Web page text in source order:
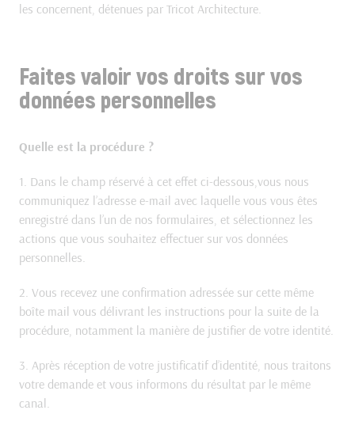
les concernent, détenues par Tricot Architecture.
Faites valoir vos droits sur vos
données personnelles
Quelle est la procédure ?
1. Dans le champ réservé à cet effet ci-dessous,vous nous
communiquez l’adresse e-mail avec laquelle vous vous êtes
enregistré dans l’un de nos formulaires, et sélectionnez les
actions que vous souhaitez effectuer sur vos données
personnelles.
2. Vous recevez une confirmation adressée sur cette même
boîte mail vous délivrant les instructions pour la suite de la
procédure, notamment la manière de justifier de votre identité.
3. Après réception de votre justificatif d’identité, nous traitons
votre demande et vous informons du résultat par le même
canal.